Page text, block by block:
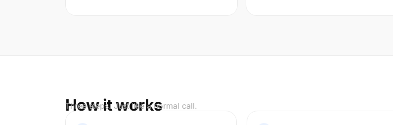
How it works
Three steps. Just like a normal call.